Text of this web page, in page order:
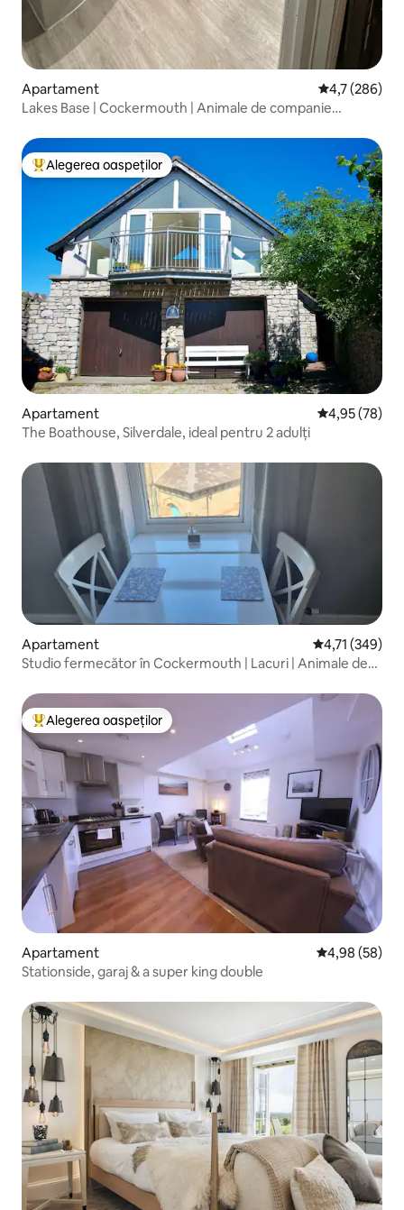
Apartament Scor mediu
4,7 (286)
Lakes Base | Cockermouth | Animale de companie
Locuință din topul categoriei Alegerea oaspeților
Alegerea oaspeților
Apartament Scor mediu
4,95 (78)
The Boathouse, Silverdale, ideal pentru 2 adulți
Apartament Scor mediu
4,71 (349)
Studio fermecător în Cockermouth | Lacuri | Animale de
Locuință din topul categoriei Alegerea oaspeților
Alegerea oaspeților
Apartament Scor mediu
4,98 (58)
Stationside, garaj & a super king double